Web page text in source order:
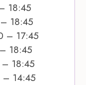
18:45
18:45
– 17:45
18:45
18:45
– 14:45